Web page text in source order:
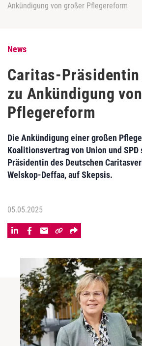
Ankündigung von großer Pflegereform
News
Caritas-
zu Ankündigung
Pflegereform
Die Ankündigung einer großen
Koalitionsvertrag von Union und
Präsidentin des Deutschen
Welskop-Deffaa, auf Skepsis.
05.05.2025